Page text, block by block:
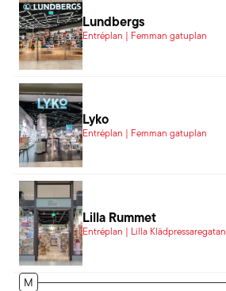
Lundbergs
Entréplan | Femman gatuplan
Lyko
Entréplan | Femman gatuplan
Lilla Rummet
Entréplan | Lilla Klädpressaregatan
M